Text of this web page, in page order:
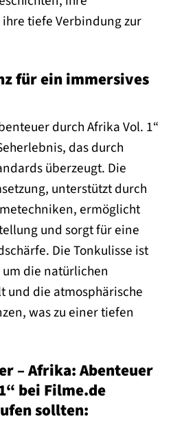
tiefe Verbindung zur
für ein immersives
durch Afrika Vol. 1“
das durch
überzeugt. Die
unterstützt durch
ermöglicht
und sorgt für eine
Die Tonkulisse ist
die natürlichen
und die atmosphärische
was zu einer tiefen
– Afrika: Abenteuer
bei Filme.de
sollten: